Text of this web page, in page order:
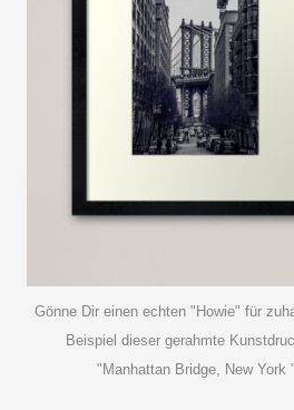
Gönne Dir einen echten "Howie" für
Beispiel dieser gerahmte
"Manhattan Bridge, New York "